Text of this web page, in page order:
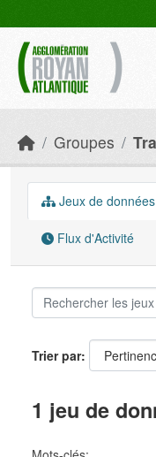
Groupes
Jeux de données
Flux d'Activité
Trier par
1 jeu de